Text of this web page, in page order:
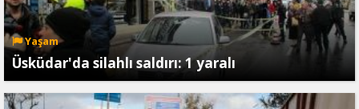
Yaşam
Üsküdar'da silahlı saldırı: 1 yaralı